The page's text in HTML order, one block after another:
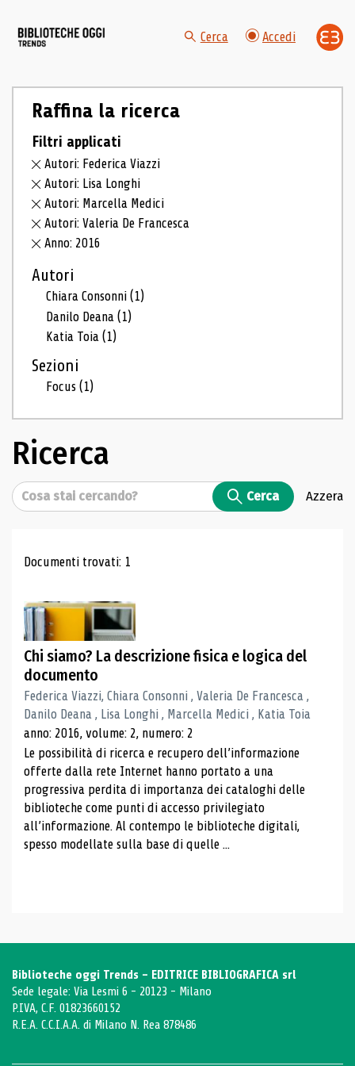
Cerca Accedi
Raffina la ricerca
Filtri applicati
Autori: Federica Viazzi
Autori: Lisa Longhi
Autori: Marcella Medici
Autori: Valeria De Francesca
Anno: 2016
Autori
Chiara Consonni(1)
Danilo Deana(1)
Katia Toia(1)
Sezioni
Focus(1)
Ricerca
Cerca Cerca Azzera
Risultati di ricerca
Documenti trovati: 1
Chi siamo? La descrizione fisica e logica del
documento
Federica Viazzi, Chiara Consonni , Valeria De Francesca ,
Danilo Deana , Lisa Longhi , Marcella Medici , Katia Toia
anno: 2016, volume: 2, numero: 2
Le possibilità di ricerca e recupero dell’informazione
offerte dalla rete Internet hanno portato a una
progressiva perdita di importanza dei cataloghi delle
biblioteche come punti di accesso privilegiato
all’informazione. Al contempo le biblioteche digitali,
spesso modellate sulla base di quelle ...
Biblioteche oggi Trends - EDITRICE BIBLIOGRAFICA srl
Sede legale: Via Lesmi 6 - 20123 - Milano
P.IVA, C.F. 01823660152
R.E.A. C.C.I.A.A. di Milano N. Rea 878486